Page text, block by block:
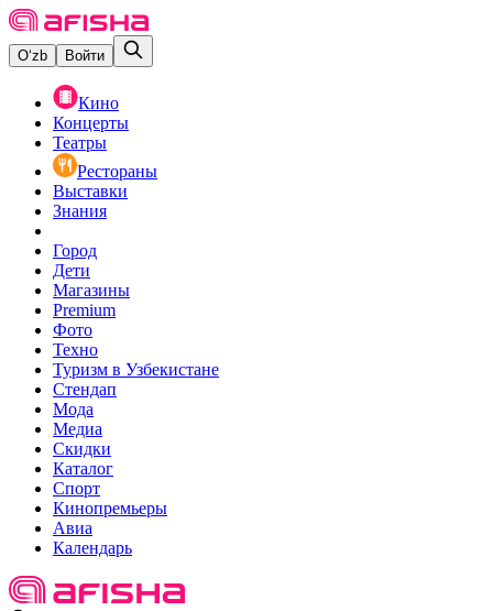
O‘zb Войти
Кино
Концерты
Театры
Рестораны
Выставки
Знания
Город
Дети
Магазины
Premium
Фото
Техно
Туризм в Узбекистане
Стендап
Мода
Медиа
Скидки
Каталог
Спорт
Кинопремьеры
Авиа
Календарь